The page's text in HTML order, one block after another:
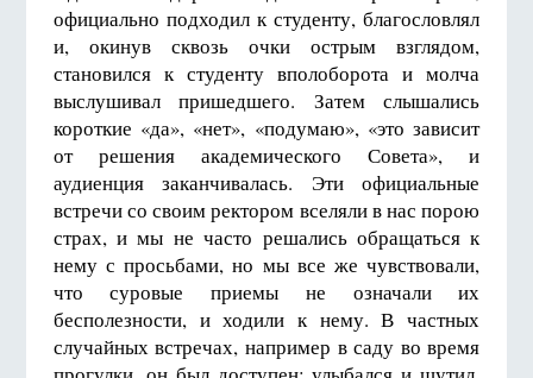
официально подходил к студенту, бла­гословлял
и, окинув сквозь очки острым взглядом,
становился к студенту вполоборота и молча
выслушивал пришедшего. Затем слышались
короткие «да», «нет», «подумаю», «это зависит
от решения академического Совета», и
аудиенция заканчивалась. Эти официальные
встречи со своим ректором вселяли в нас порою
страх, и мы не часто решались обращаться к
нему с просьбами, но мы все же чувствовали,
что суровые приемы не означали их
бесполезности, и ходили к нему. В частных
случайных встречах, например в саду во время